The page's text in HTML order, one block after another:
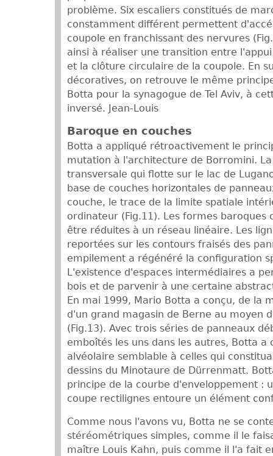
problème. Six escaliers constitués de
constamment différent permettent
coupole en franchissant des nervures
ainsi à réaliser une transition entre
et la clôture circulaire de la coupole. En
décoratives, on retrouve le même
Botta pour la synagogue de Tel Aviv, à
inversé. Jean-Louis
Baroque en couches
Botta a appliqué rétroactivement le
mutation à l'architecture de Borromini.
transversale qui flotte sur le lac de
base de couches horizontales de
couche, le trace de la limite spatiale
ordinateur (Fig.11). Les formes baroques
être réduites à un réseau linéaire. Les
reportées sur les contours fraisés des
empilement a régénéré la configuration
L'existence d'espaces intermédiaires a
bois et de parvenir à une certaine
En mai 1999, Mario Botta a conçu, de la
d'un grand magasin de Berne au moyen
(Fig.13). Avec trois séries de panneaux
emboîtés les uns dans les autres, Botta a
alvéolaire semblable à celles qui
dessins du Minotaure de Dürrenmatt.
principe de la courbe d'enveloppement :
coupe rectilignes entoure un élément
Comme nous l'avons vu, Botta ne se
stéréométriques simples, comme il le
maître Louis Kahn, puis comme il l'a fait